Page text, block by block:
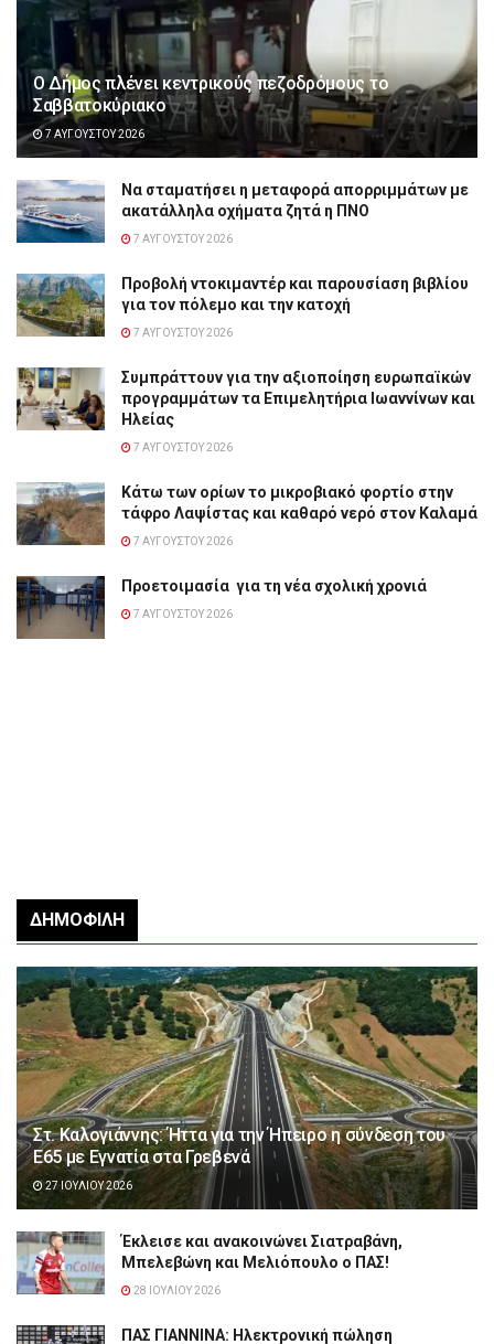
Ο Δήμος πλένει κεντρικούς πεζοδρόμους το
Σαββατοκύριακο
7 ΑΥΓΟΎΣΤΟΥ 2026
Να σταματήσει η μεταφορά απορριμμάτων με
ακατάλληλα οχήματα ζητά η ΠΝΟ
7 ΑΥΓΟΎΣΤΟΥ 2026
Προβολή ντοκιμαντέρ και παρουσίαση βιβλίου
για τον πόλεμο και την κατοχή
7 ΑΥΓΟΎΣΤΟΥ 2026
Συμπράττουν για την αξιοποίηση ευρωπαϊκών
προγραμμάτων τα Επιμελητήρια Ιωαννίνων και
Ηλείας
7 ΑΥΓΟΎΣΤΟΥ 2026
Κάτω των ορίων το μικροβιακό φορτίο στην
τάφρο Λαψίστας και καθαρό νερό στον Καλαμά
7 ΑΥΓΟΎΣΤΟΥ 2026
Προετοιμασία για τη νέα σχολική χρονιά
7 ΑΥΓΟΎΣΤΟΥ 2026
ΔΗΜΟΦΙΛΉ
Στ. Καλογιάννης: Ήττα για την Ήπειρο η σύνδεση του
Ε65 με Εγνατία στα Γρεβενά
27 ΙΟΥΛΊΟΥ 2026
Έκλεισε και ανακοινώνει Σιατραβάνη,
Μπελεβώνη και Μελιόπουλο ο ΠΑΣ!
28 ΙΟΥΛΊΟΥ 2026
ΠΑΣ ΓΙΑΝΝΙΝΑ: Hλεκτρονική πώληση